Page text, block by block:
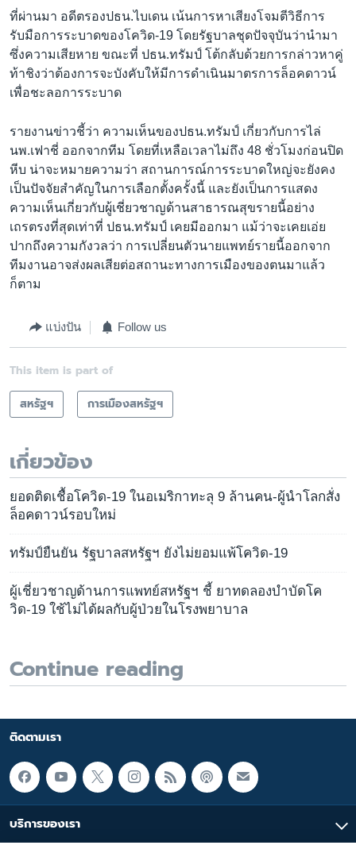
ที่ผ่านมา อดีตรองปธน.ไบเดน เน้นการหาเสียงโจมตีวิธีการ
รับมือการระบาดของโควิด-19 โดยรัฐบาลชุดปัจจุบันว่านำมา
ซึ่งความเสียหาย ขณะที่ ปธน.ทรัมป์ โต้กลับด้วยการกล่าวหาคู่
ท้าชิงว่าต้องการจะบังคับให้มีการดำเนินมาตรการล็อคดาวน์
เพื่อชะลอการระบาด
รายงานข่าวชี้ว่า ความเห็นของปธน.ทรัมป์ เกี่ยวกับการไล่
นพ.เฟาชี่ ออกจากทีม โดยที่เหลือเวลาไม่ถึง 48 ชั่วโมงก่อนปิด
หีบ น่าจะหมายความว่า สถานการณ์การระบาดใหญ่จะยังคง
เป็นปัจจัยสำคัญในการเลือกตั้งครั้งนี้ และยังเป็นการแสดง
ความเห็นเกี่ยวกับผู้เชี่ยวชาญด้านสาธารณสุขรายนี้อย่าง
เถรตรงที่สุดเท่าที่ ปธน.ทรัมป์ เคยมีออกมา แม้ว่าจะเคยเอ่ย
ปากถึงความกังวลว่า การเปลี่ยนตัวนายแพทย์รายนี้ออกจาก
ทีมงานอาจส่งผลเสียต่อสถานะทางการเมืองของตนมาแล้ว
ก็ตาม
แบ่งปัน Follow us
This item is part of
สหรัฐฯ
การเมืองสหรัฐฯ
เกี่ยวข้อง
ยอดติดเชื้อโควิด-19 ในอเมริกาทะลุ 9 ล้านคน-ผู้นำโลกสั่ง
ล็อคดาวน์รอบใหม่
ทรัมป์ยืนยัน รัฐบาลสหรัฐฯ ยังไม่ยอมแพ้โควิด-19
ผู้เชี่ยวชาญด้านการแพทย์สหรัฐฯ ชี้ ยาทดลองบำบัดโค
วิด-19 ใช้ไม่ได้ผลกับผู้ป่วยในโรงพยาบาล
Continue reading
ติดตามเรา
บริการของเรา